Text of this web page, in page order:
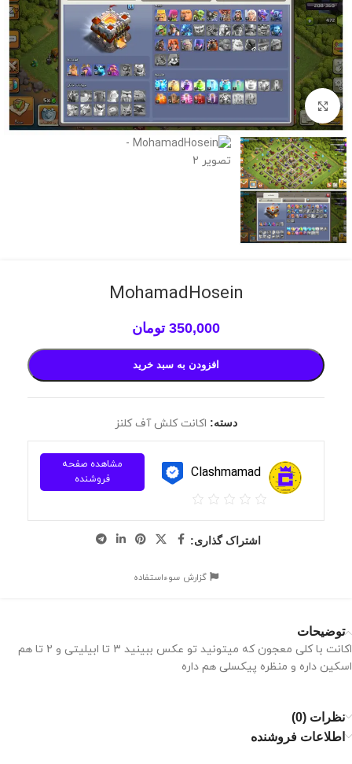
برای بزرگنمایی کلیک کنید
MohamadHosein
350,000 تومان
افزودن به سبد خرید
دسته: اکانت کلش آف کلنز
Clashmamad
مشاهده صفحه
فروشنده
اشتراک گذاری:
گزارش سوءاستفاده
توضیحات
اکانت با کلی معجون که میتونید تو عکس ببینید ۳ تا ابیلیتی و ۲ تا هم
اسکین داره و منظره پیکسلی هم داره
نظرات (0)
اطلاعات فروشنده